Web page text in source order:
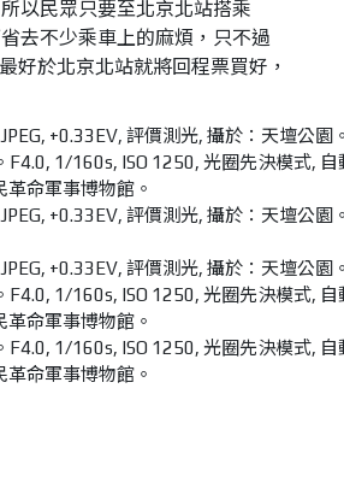
以民眾只要至北京北站搭乘
去不少乘車上的麻煩，只不過
好於北京北站就將回程票買好，
+0.33EV, 評價測光, 攝於：天壇公園
1/160s, ISO 1250, 光圈先決模式, 自
革命軍事博物館。